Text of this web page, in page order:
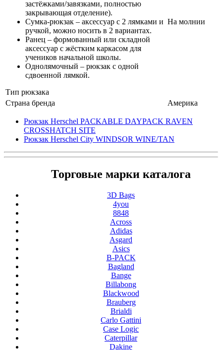
застёжками/завязками, полностью
закрывающая отделение).
Сумка-рюкзак – аксессуар с 2 лямками и
ручкой, можно носить в 2 вариантах.
Ранец – формованный или складной
аксессуар с жёстким каркасом для
учеников начальной школы.
Однолямочный – рюкзак с одной
сдвоенной лямкой.
Тип рюкзака
На молнии
Страна бренда Америка
Рюкзак Herschel PACKABLE DAYPACK RAVEN
CROSSHATCH SITE
Рюкзак Herschel City WINDSOR WINE/TAN
Торговые марки каталога
3D Bags
4you
8848
Across
Adidas
Asgard
Asics
B-PACK
Bagland
Bange
Billabong
Blackwood
Brauberg
Brialdi
Carlo Gattini
Case Logic
Caterpillar
Dakine